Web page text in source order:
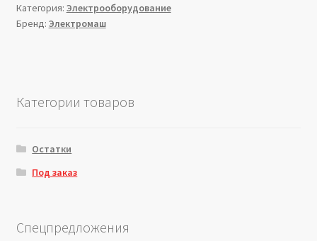
Категория: Электрооборудование
Бренд: Электромаш
Категории товаров
Остатки
Под заказ
Спецпредложения